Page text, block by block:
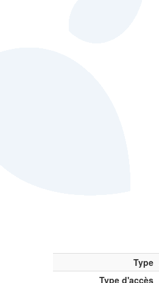
Type
Type d'accès